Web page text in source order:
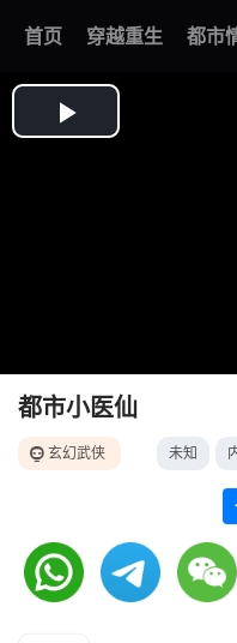
首页 穿越重生 都市
我的观影记录
都市小医仙
玄幻武侠 未知